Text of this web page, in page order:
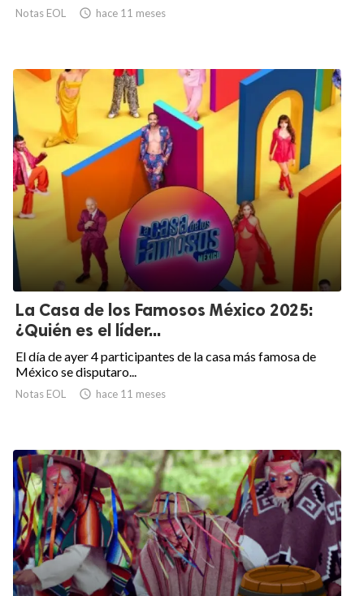
Notas EOL  hace 11 meses
La Casa de los Famosos México 2025:
¿Quién es el líder...
El día de ayer 4 participantes de la casa más famosa de
México se disputaro...
Notas EOL  hace 11 meses